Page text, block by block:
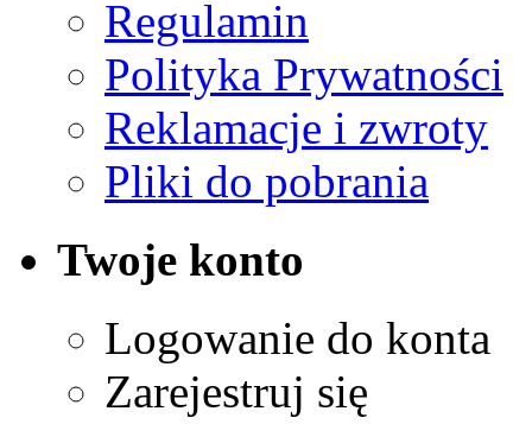
Regulamin
Polityka Prywatności
Reklamacje i zwroty
Pliki do pobrania
Twoje konto
Logowanie do konta
Zarejestruj się